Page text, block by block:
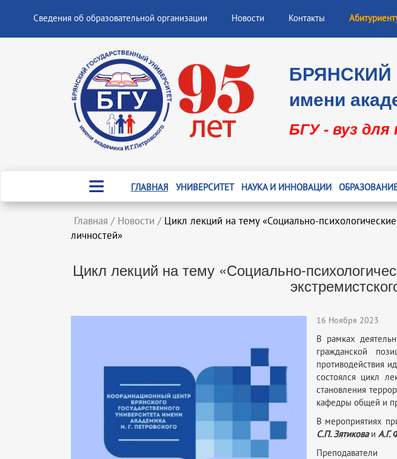
Сведения об образовательной организации Новости Контакты
БРЯНСКИЙ
имени
БГУ - вуз
ГЛАВНАЯ УНИВЕРСИТЕТ НАУКА И ИННОВАЦИИ
Главная / Новости / Цикл лекций на тему «Социально-
личностей»
Цикл лекций на тему «Социально-
16 Ноября 2023
В рамках
гражданской
противодействия
состоялся цикл
становления
кафедры общей и
В мероприятиях
С.П. Зятиковаи А.Г.